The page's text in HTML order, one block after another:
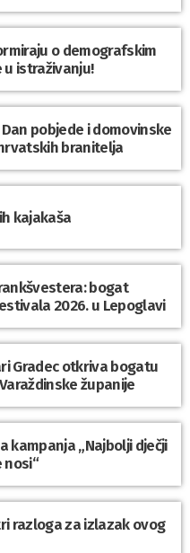
o demografskim
u istraživanju!
pobjede i domovinske
branitelja
kajakaša
bogat
2026. u Lepoglavi
Gradec otkriva bogatu
županije
kampanja „Najbolji dječji
nosi“
razloga za izlazak ovog